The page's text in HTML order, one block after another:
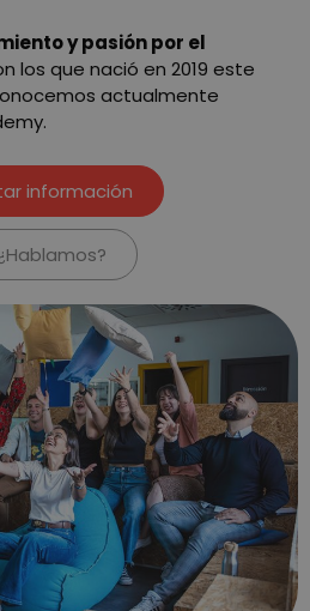
y pasión por el
los que nació en 2019 este
actualmente
información